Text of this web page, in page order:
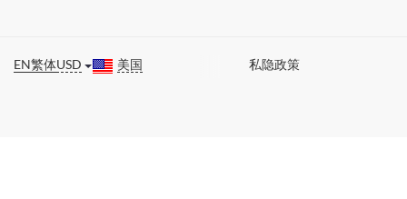
EN繁体USD 美国 私隐政策